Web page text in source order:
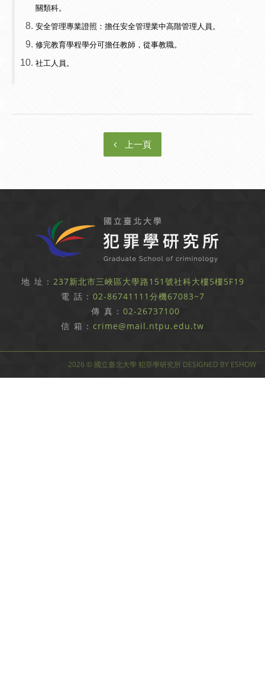
關類科。
安全管理專業證照：擔任安全管理業中高階管理人員。
修完教育學程學分可擔任教師，從事教職。
社工人員。
上一頁
地 址： 237新北市三峽區大學路151號社科大樓5樓5F19
電 話： 02-86741111分機67083~7
傳 真： 02-26737100
信 箱： crime@mail.ntpu.edu.tw
2026 © 國立臺北大學 犯罪學研究所 DESIGNED BY ESHOW